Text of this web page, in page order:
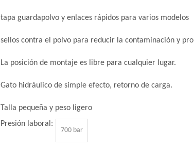
tapa guardapolvo y enlaces rápidos para varios modelos
sellos contra el polvo para reducir la contaminación y
La posición de montaje es libre para cualquier lugar.
Gato hidráulico de simple efecto, retorno de carga.
Talla pequeña y peso ligero
Presión laboral:
700 bar